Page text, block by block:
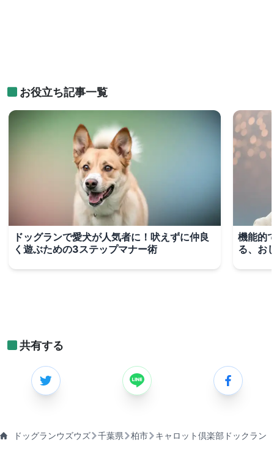
お役立ち記事一覧
ドッグランで愛犬が人気者に！吠えずに仲良
く遊ぶための3ステップマナー術
機能的
る、お
共有する
ドッグランウズウズ 千葉県 柏市 キャロット倶楽部ドックラン